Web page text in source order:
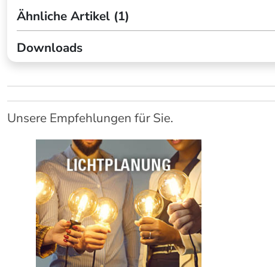
Ähnliche Artikel (1)
Downloads
Unsere Empfehlungen für Sie.